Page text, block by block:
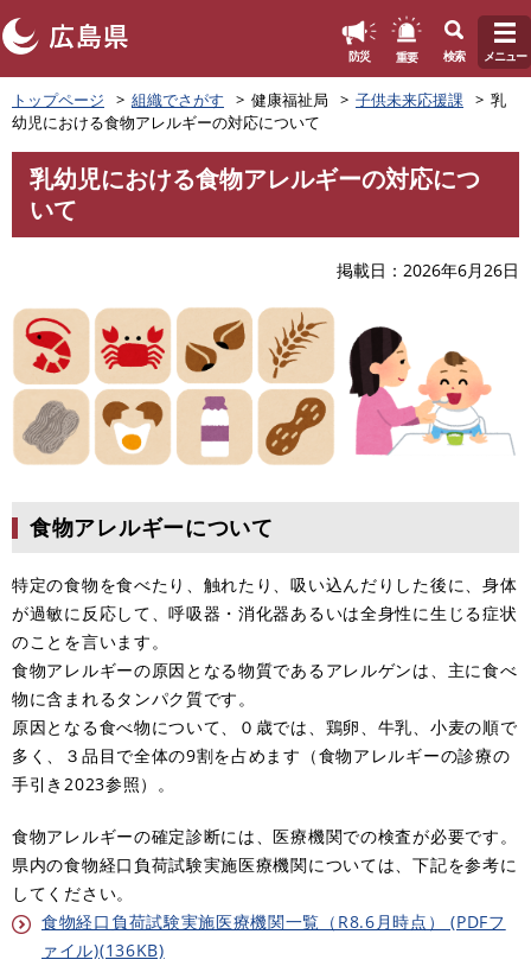
ペ
ー
ジ
の
で
防災 重要 検索 メニュー
トップページ 組織でさがす 健康福祉局 子供未来応援課
乳
幼児における食物アレルギーの対応について
乳幼児における食物アレルギーの対応につ
いて
掲載日 2026年6月26日
食物アレルギーについて
特定の食物を食べたり、触れたり、吸い込んだりした後に、身体
が過敏に反応して、呼吸器・消化器あるいは全身性に生じる症状
のことを言います。
食物アレルギーの原因となる物質であるアレルゲンは、主に食べ
物に含まれるタンパク質です。
原因となる食べ物について、０歳では、鶏卵、牛乳、小麦の順で
多く、３品目で全体の9割を占めます（食物アレルギーの診療の
手引き2023参照）。
食物アレルギーの確定診断には、医療機関での検査が必要です。
県内の食物経口負荷試験実施医療機関については、下記を参考に
してください。
食物経口負荷試験実施医療機関一覧（R8.6月時点） (PDFフ
ァイル)(136KB)